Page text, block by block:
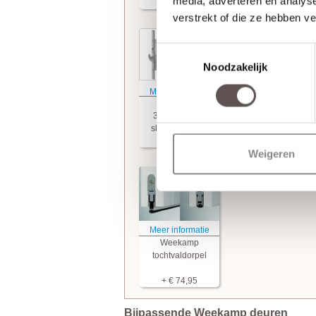
verstrekt of die ze hebben
Noodzakelijk
Weigeren
+ € 50,00 + € 19,95
Meer informatie
3-puntsluiting
sleutelbediend
Meer informatie
Meer informatie
Weekamp
tochtvaldorpel
+ € 74,95
Bijpassende Weekamp deuren